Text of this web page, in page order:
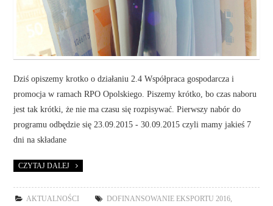
Dziś opiszemy krotko o działaniu 2.4 Współpraca gospodarcza i
promocja w ramach RPO Opolskiego. Piszemy krótko, bo czas naboru
jest tak krótki, że nie ma czasu się rozpisywać. Pierwszy nabór do
programu odbędzie się 23.09.2015 - 30.09.2015 czyli mamy jakieś 7
dni na składane
CZYTAJ DALEJ
AKTUALNOŚCI DOFINANSOWANIE EKSPORTU 2016